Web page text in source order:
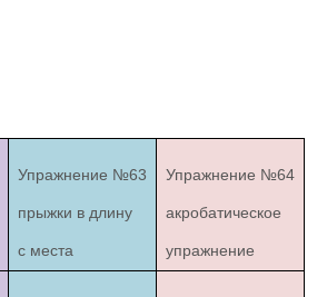
Упражнение №63
прыжки в длину
с места
Упражнение №64
акробатическое
упражнение